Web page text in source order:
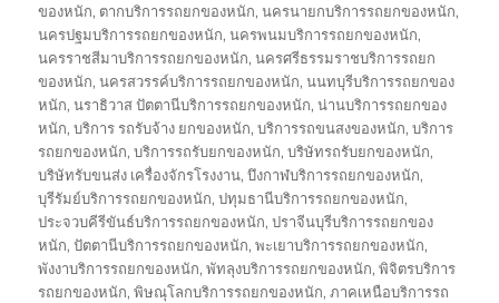
ของหนัก, ตากบริการรถยกของหนัก,นครนายกบริการรถยกของหนัก,
นครปฐมบริการรถยกของหนัก,นครพนมบริการรถยกของหนัก,
นครราชสีมาบริการรถยกของหนัก,นครศรีธรรมราชบริการรถยก
ของหนัก,นครสวรรค์บริการรถยกของหนัก,นนทบุรีบริการรถยกของ
หนัก,นราธิวาส ปัตตานีบริการรถยกของหนัก,น่านบริการรถยกของ
หนัก,บริการ รถรับจ้าง ยกของหนัก,บริการรถขนสงของหนัก,บริการ
รถยกของหนัก,บริการรถรับยกของหนัก,บริษัทรถรับยกของหนัก,
บริษัทรับขนส่ง เครื่องจักรโรงงาน,บึงกาฬบริการรถยกของหนัก,
บุรีรัมย์บริการรถยกของหนัก,ปทุมธานีบริการรถยกของหนัก,
ประจวบคีรีขันธ์บริการรถยกของหนัก,ปราจีนบุรีบริการรถยกของ
หนัก,ปัตตานีบริการรถยกของหนัก,พะเยาบริการรถยกของหนัก,
พังงาบริการรถยกของหนัก,พัทลุงบริการรถยกของหนัก,พิจิตรบริการ
รถยกของหนัก,พิษณุโลกบริการรถยกของหนัก,ภาคเหนือบริการรถ